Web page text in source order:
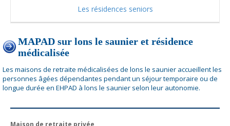
Les résidences seniors
MAPAD sur lons le saunier et résidence
médicalisée
Les maisons de retraite médicalisées de lons le saunier accueillent les
personnes âgées dépendantes pendant un séjour temporaire ou de
longue durée en EHPAD à lons le saunier selon leur autonomie.
Maison de retraite privée